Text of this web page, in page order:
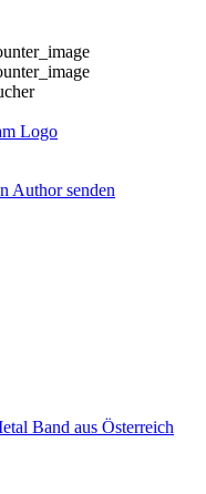
Band aus Österreich